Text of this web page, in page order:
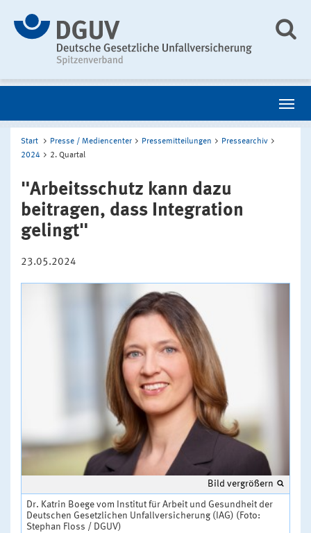
Start Presse / Mediencenter Pressemitteilungen
Pressearchiv
2024
2. Quartal
"Arbeitsschutz kann dazu
beitragen, dass Integration
gelingt"
23.05.2024
Bild vergrößern
Dr. Katrin Boege vom Institut für Arbeit und Gesundheit der
Deutschen Gesetzlichen Unfallversicherung (IAG) (Foto:
Stephan Floss / DGUV)